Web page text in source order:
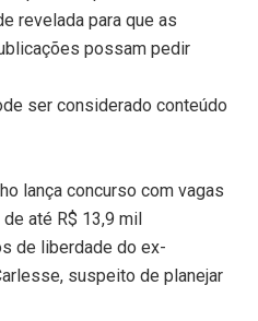
revelada para que as
possam pedir
ser considerado conteúdo
lança concurso com vagas
até R$ 13,9 mil
de liberdade do ex-
suspeito de planejar